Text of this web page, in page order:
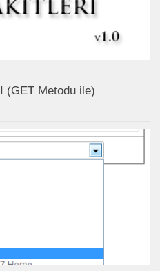
(GET Metodu ile)